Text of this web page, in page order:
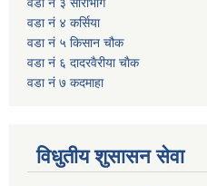
वडा नं ३ सोराभाग
वडा नं ४ कर्सिया
वडा नं ५ किसान चौक
वडा नं ६ दादरवैरीया चाैक
वडा नं ७ कदमाहा
विधुतीय शुसासन सेवा